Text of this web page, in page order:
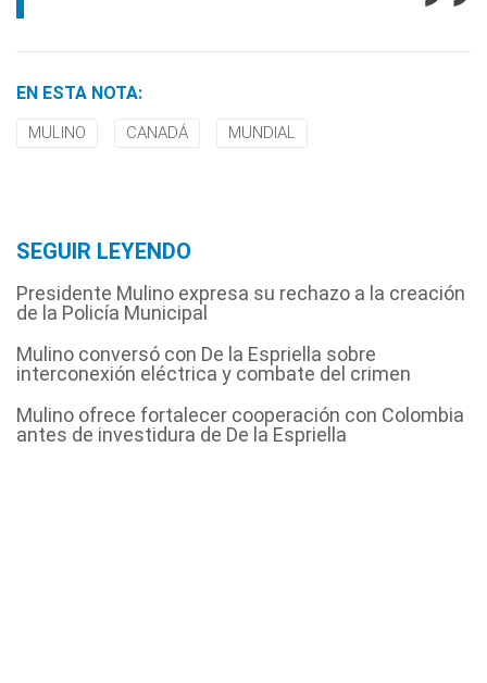
EN ESTA NOTA:
MULINO CANADÁ MUNDIAL
SEGUIR LEYENDO
Presidente Mulino expresa su rechazo a la creación
de la Policía Municipal
Mulino conversó con De la Espriella sobre
interconexión eléctrica y combate del crimen
Mulino ofrece fortalecer cooperación con Colombia
antes de investidura de De la Espriella